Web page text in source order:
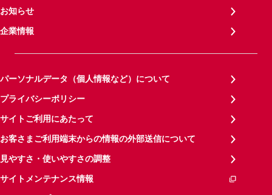
お知らせ
企業情報
パーソナルデータ（個人情報など）について
プライバシーポリシー
サイトご利用にあたって
お客さまご利用端末からの情報の外部送信について
見やすさ・使いやすさの調整
サイトメンテナンス情報